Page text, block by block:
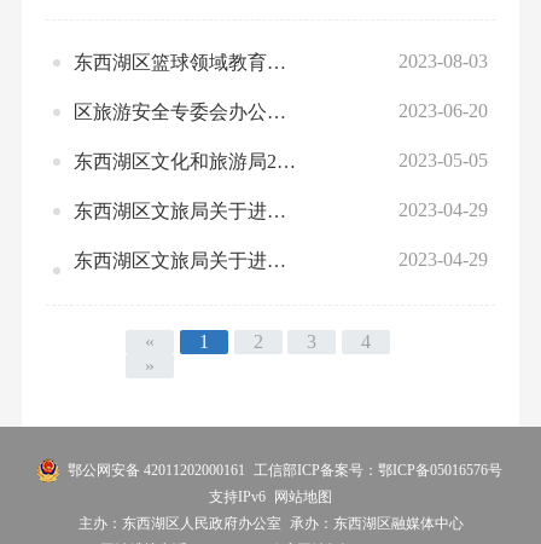
东西湖区篮球领域教育整顿工作方案 2023-08-03
区旅游安全专委会办公室关于做好2023年端午节假期文化旅游体育安全生产工作的通知 2023-06-20
东西湖区文化和旅游局2023年防灾减灾宣传周实施方案 2023-05-05
东西湖区文旅局关于进一步加强不可移动文物检查工作的通知 2023-04-29
东西湖区文旅局关于进一步加强不可移动文物检查工作的通知 2023-04-29
« 1 2 3
4
»
鄂公网安备 42011202000161
工信部ICP备案号：鄂ICP备05016576号
支持IPv6 网站地图
主办：东西湖区人民政府办公室
承办：东西湖区融媒体中心